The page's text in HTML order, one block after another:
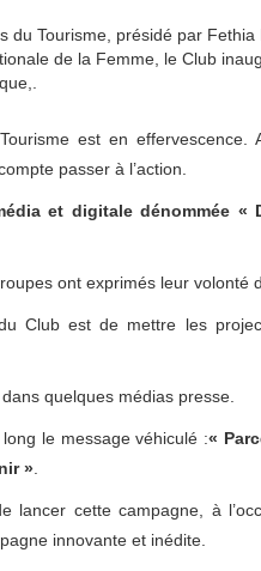
Tourisme, présidé par Fethia
de la Femme, le Club
est en
passer à l’action.
et digitale dénommée «
ont exprimés leur volonté
Club est de mettre les
quelques médias presse.
le message véhiculé :«
»
lancer cette campagne, à
innovante et inédite.